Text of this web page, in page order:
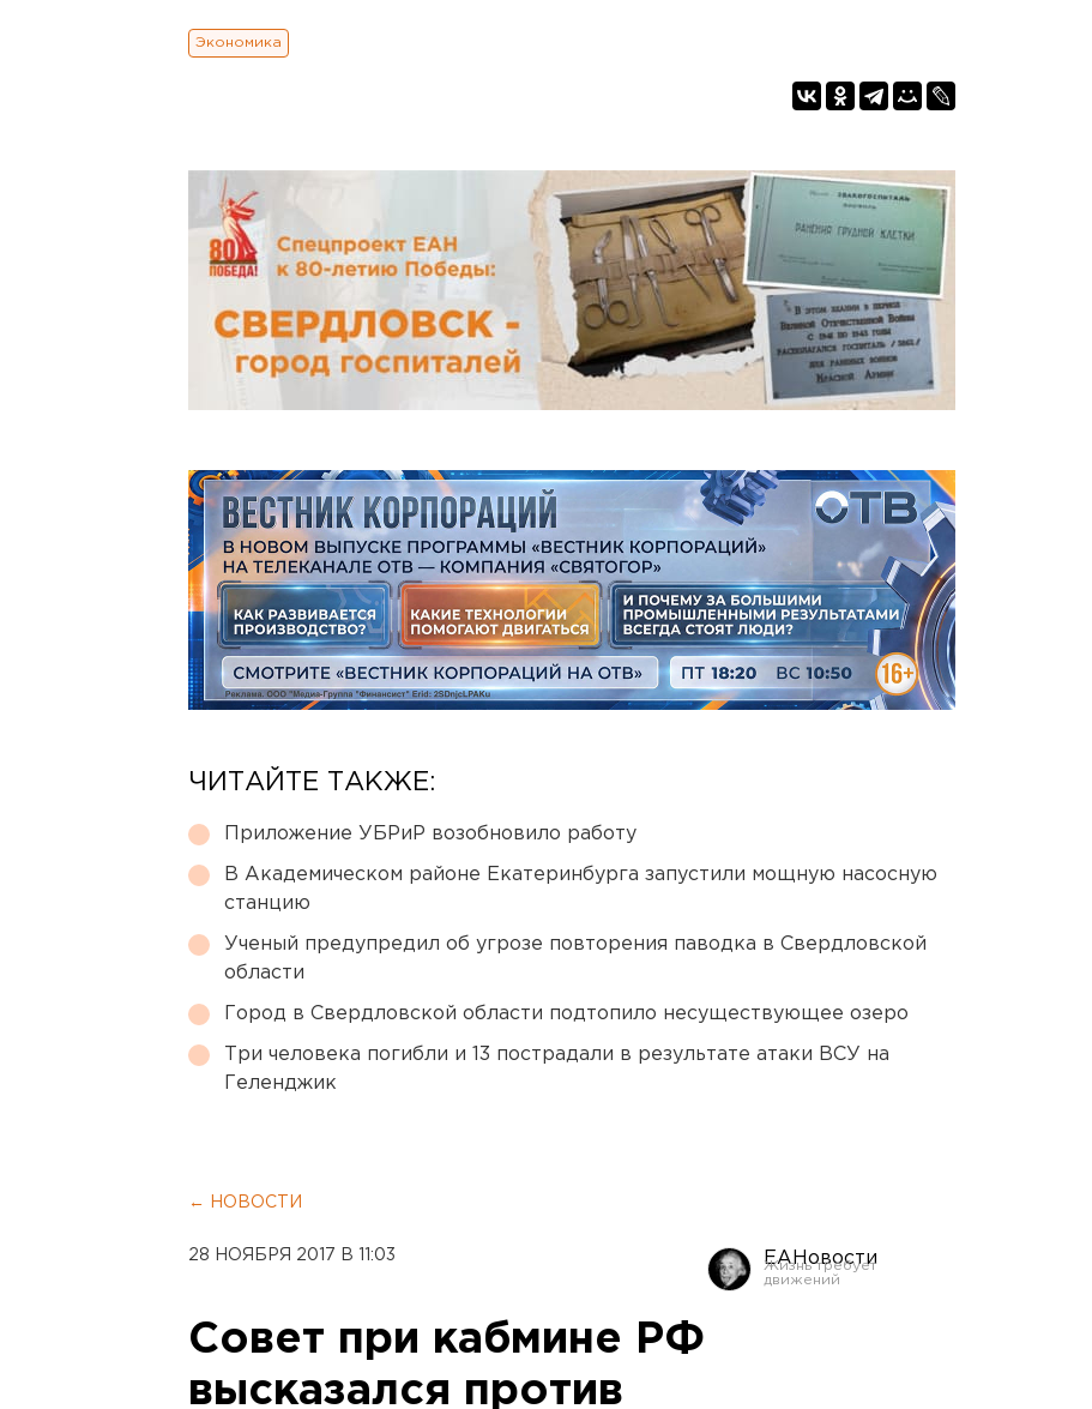
Экономика
ЧИТАЙТЕ ТАКЖЕ:
Приложение УБРиР возобновило работу
В Академическом районе Екатеринбурга запустили мощную насосную
станцию
Ученый предупредил об угрозе повторения паводка в Свердловской
области
Город в Свердловской области подтопило несуществующее озеро
Три человека погибли и 13 пострадали в результате атаки ВСУ на
Геленджик
← НОВОСТИ
28 НОЯБРЯ 2017 В 11:03 ЕАНовости
Совет при кабмине РФ
высказался против